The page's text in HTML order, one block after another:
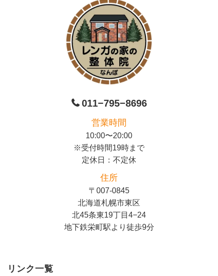
011−795−8696
営業時間
10:00〜20:00
※受付時間19時まで
定休日：不定休
住所
〒007-0845
北海道札幌市東区
北45条東19丁目4−24
地下鉄栄町駅より徒歩9分
リンク一覧